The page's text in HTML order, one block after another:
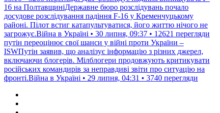
16 на ПолтавщиніДержавне бюро розслідувань почало
досудове розслідування падіння F-16 у Кременчуцькому
районі. Пілот встиг катапультуватися, його життю нічого не
загрожує.Війна в Україні • 30 липня, 09:37 • 12621 перегляди
путін переоцінює свої шанси у війні проти України –
ISWПутін заявив, що аналізує інформацію з різних джерел,
включаючи блогерів. Мілблогери продовжують критикувати
російських командирів за неправдиві звіти про ситуацію на
фронті.Війна в Україні • 29 липня, 04:31 • 3740 перегляди